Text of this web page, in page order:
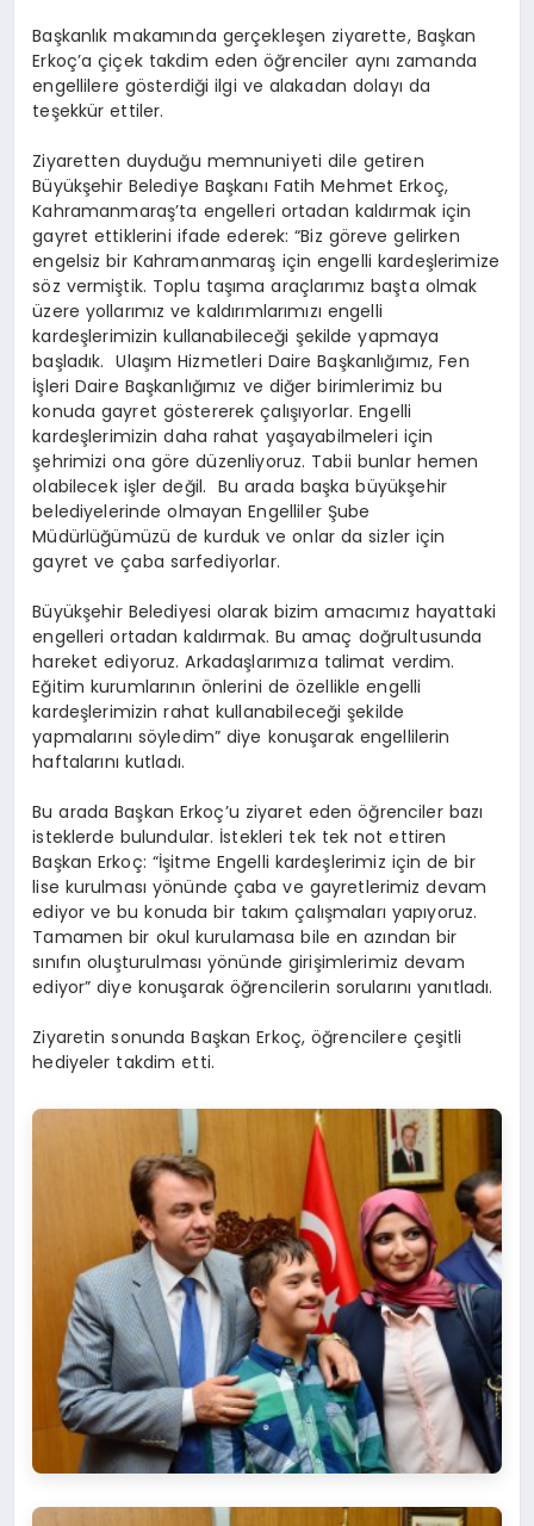
Başkanlık makamında gerçekleşen ziyarette, Başkan
Erkoç’a çiçek takdim eden öğrenciler aynı zamanda
engellilere gösterdiği ilgi ve alakadan dolayı da
teşekkür ettiler.
Ziyaretten duyduğu memnuniyeti dile getiren
Büyükşehir Belediye Başkanı Fatih Mehmet Erkoç,
Kahramanmaraş’ta engelleri ortadan kaldırmak için
gayret ettiklerini ifade ederek: “Biz göreve gelirken
engelsiz bir Kahramanmaraş için engelli kardeşlerimize
söz vermiştik. Toplu taşıma araçlarımız başta olmak
üzere yollarımız ve kaldırımlarımızı engelli
kardeşlerimizin kullanabileceği şekilde yapmaya
başladık. Ulaşım Hizmetleri Daire Başkanlığımız, Fen
İşleri Daire Başkanlığımız ve diğer birimlerimiz bu
konuda gayret göstererek çalışıyorlar. Engelli
kardeşlerimizin daha rahat yaşayabilmeleri için
şehrimizi ona göre düzenliyoruz. Tabii bunlar hemen
olabilecek işler değil. Bu arada başka büyükşehir
belediyelerinde olmayan Engelliler Şube
Müdürlüğümüzü de kurduk ve onlar da sizler için
gayret ve çaba sarfediyorlar.
Büyükşehir Belediyesi olarak bizim amacımız hayattaki
engelleri ortadan kaldırmak. Bu amaç doğrultusunda
hareket ediyoruz. Arkadaşlarımıza talimat verdim.
Eğitim kurumlarının önlerini de özellikle engelli
kardeşlerimizin rahat kullanabileceği şekilde
yapmalarını söyledim” diye konuşarak engellilerin
haftalarını kutladı.
Bu arada Başkan Erkoç’u ziyaret eden öğrenciler bazı
isteklerde bulundular. İstekleri tek tek not ettiren
Başkan Erkoç: “İşitme Engelli kardeşlerimiz için de bir
lise kurulması yönünde çaba ve gayretlerimiz devam
ediyor ve bu konuda bir takım çalışmaları yapıyoruz.
Tamamen bir okul kurulamasa bile en azından bir
sınıfın oluşturulması yönünde girişimlerimiz devam
ediyor” diye konuşarak öğrencilerin sorularını yanıtladı.
Ziyaretin sonunda Başkan Erkoç, öğrencilere çeşitli
hediyeler takdim etti.